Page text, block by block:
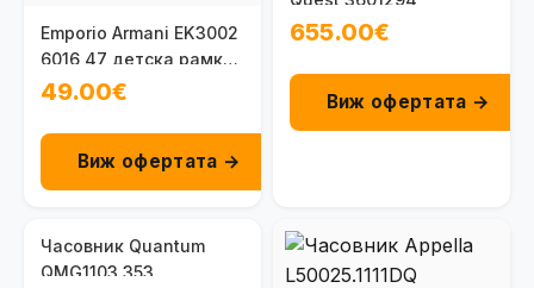
Emporio Armani EK3002
6016 47 детска рамка
за очила 6-8 г.
49.00€
Виж офертата →
655.00€
Виж офертата →
Часовник Quantum
QMG1103.353